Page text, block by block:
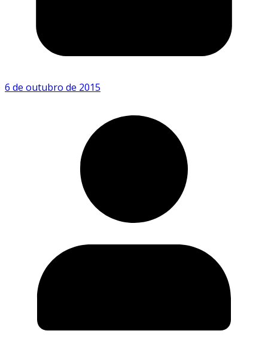
6 de outubro de 2015